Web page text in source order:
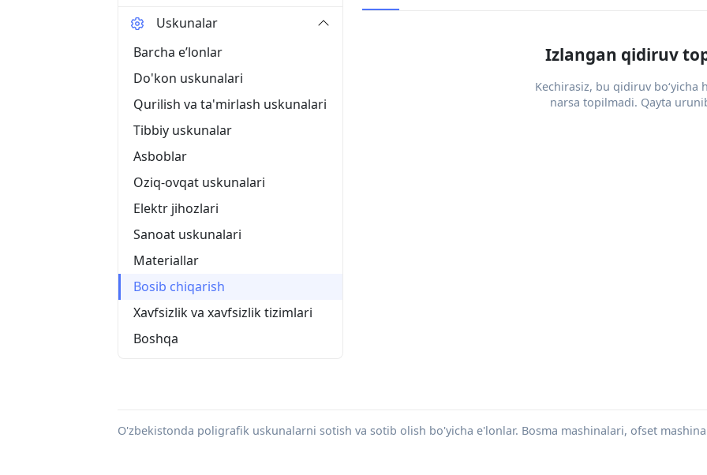
Izlangan qidiruv
Kechirasiz, bu qidiruv bo‘yicha
narsa topilmadi. Qayta
Uskunalar
Barcha eʼlonlar
Do'kon uskunalari
Qurilish va ta'mirlash uskunalari
Tibbiy uskunalar
Asboblar
Oziq-ovqat uskunalari
Elektr jihozlari
Sanoat uskunalari
Materiallar
Bosib chiqarish
Xavfsizlik va xavfsizlik tizimlari
Boshqa
O'zbekistonda poligrafik uskunalarni sotish va sotib olish bo'yicha e'lonlar. Bosma mashinalari, ofset